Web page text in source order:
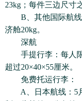
23kg；每件三边尺寸
B、其他国际航线
济舱20kg。
深航
手提行李：每人限
超过20×40×55厘米。
免费托运行李：
A、日本航线：5月